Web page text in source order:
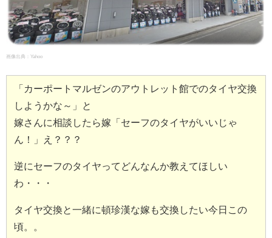
画像出典： Yahoo
「カーポートマルゼンのアウトレット館でのタイヤ交換
しようかな～」と
嫁さんに相談したら嫁「セーフのタイヤがいいじゃ
ん！」え？？？
逆にセーフのタイヤってどんなんか教えてほしい
わ・・・
タイヤ交換と一緒に頓珍漢な嫁も交換したい今日この
頃。。